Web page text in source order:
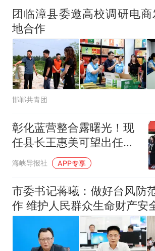
团临漳县委邀高校调研电
地合作
邯郸共青团
彰化蓝营整合露曙光！现
任县长王惠美可望出任魏
平政竞选主委
海峡导报社 APP专享
市委书记蒋曦：做好台风防
作 维护人民群众生命财产安